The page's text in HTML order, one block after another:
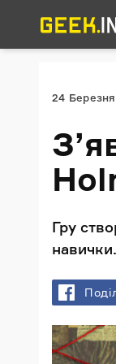
24
Гру
навички.